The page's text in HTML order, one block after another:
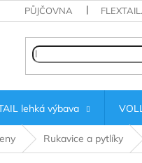
PŮJČOVNA
lehká výbava
Rukavice a pytlíky